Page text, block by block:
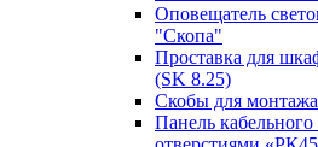
Оповещатель
"Скопа"
Проставка для
(SK 8.25)
Скобы для
Панель